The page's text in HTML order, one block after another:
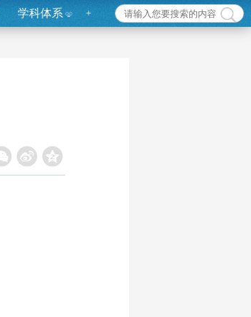
学科体系 +